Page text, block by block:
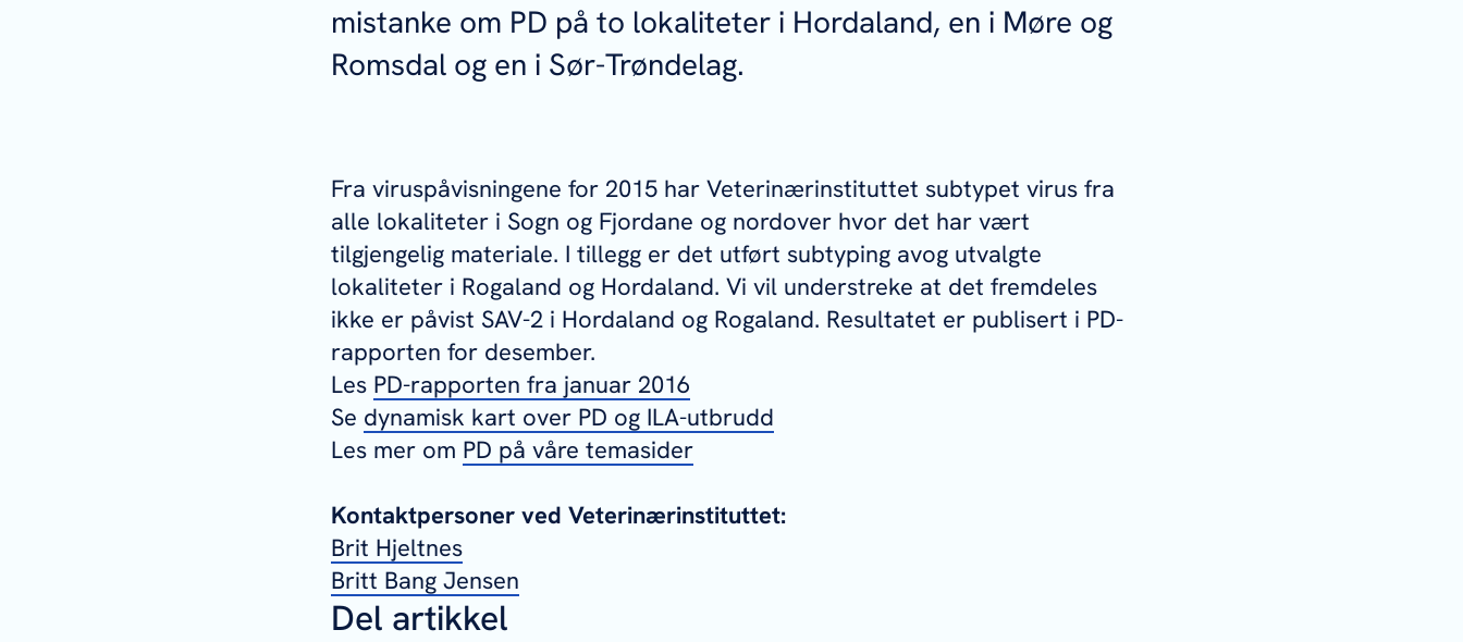
mistanke om PD på to lokaliteter i Hordaland, en i Møre og
Romsdal og en i Sør-Trøndelag.
Fra viruspåvisningene for 2015 har Veterinærinstituttet subtypet virus fra
alle lokaliteter i Sogn og Fjordane og nordover hvor det har vært
tilgjengelig materiale. I tillegg er det utført subtyping avog utvalgte
lokaliteter i Rogaland og Hordaland. Vi vil understreke at det fremdeles
ikke er påvist SAV-2 i Hordaland og Rogaland. Resultatet er publisert i PD-
rapporten for desember.
Les PD-rapporten fra januar 2016
Se dynamisk kart over PD og ILA-utbrudd
Les mer om PD på våre temasider
Kontaktpersoner ved Veterinærinstituttet:
Brit Hjeltnes
Britt Bang Jensen
Del artikkel